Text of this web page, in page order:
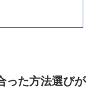
った方法選びが